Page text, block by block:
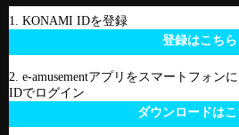
1. KONAMI IDを登録
登録はこちら
2. e-amusementアプリをスマートフォン
IDでログイン
ダウンロードは